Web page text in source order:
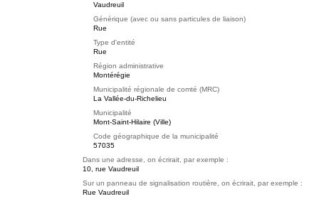
Vaudreuil
Générique (avec ou sans particules de liaison)
Rue
Type d'entité
Rue
Région administrative
Montérégie
Municipalité régionale de comté (MRC)
La Vallée-du-Richelieu
Municipalité
Mont-Saint-Hilaire (Ville)
Code géographique de la municipalité
57035
Dans une adresse, on écrirait, par exemple :
10, rue Vaudreuil
Sur un panneau de signalisation routière, on écrirait, par exemple :
Rue Vaudreuil